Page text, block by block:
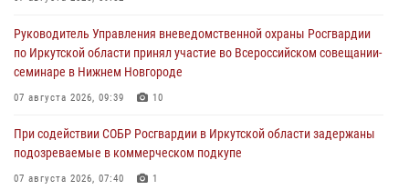
Руководитель Управления вневедомственной охраны Росгвардии
по Иркутской области принял участие во Всероссийском совещании-
семинаре в Нижнем Новгороде
07 августа 2026, 09:39 10
При содействии СОБР Росгвардии в Иркутской области задержаны
подозреваемые в коммерческом подкупе
07 августа 2026, 07:40 1